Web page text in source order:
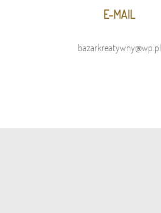
E-MAIL
bazarkreatywny@wp.pl